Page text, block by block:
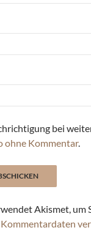
bei
ohne Kommentar.
Akismet, um
Kommentardaten